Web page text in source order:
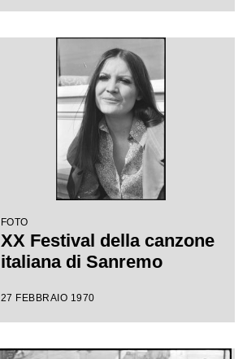
FOTO
XX Festival della canzone
italiana di Sanremo
27 FEBBRAIO 1970